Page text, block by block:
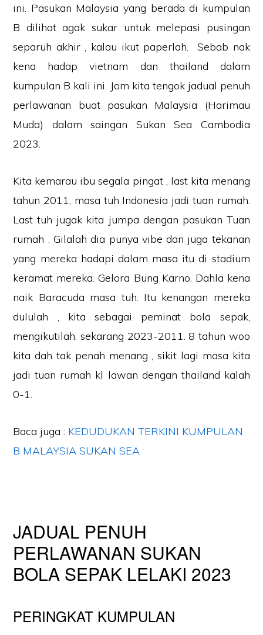
ini. Pasukan Malaysia yang berada di kumpulan
B dilihat agak sukar untuk melepasi pusingan
separuh akhir , kalau ikut paperlah. Sebab nak
kena hadap vietnam dan thailand dalam
kumpulan B kali ini. Jom kita tengok jadual penuh
perlawanan buat pasukan Malaysia (Harimau
Muda) dalam saingan Sukan Sea Cambodia
2023.
Kita kemarau ibu segala pingat , last kita menang
tahun 2011, masa tuh Indonesia jadi tuan rumah.
Last tuh jugak kita jumpa dengan pasukan Tuan
rumah . Gilalah dia punya vibe dan juga tekanan
yang mereka hadapi dalam masa itu di stadium
keramat mereka. Gelora Bung Karno. Dahla kena
naik Baracuda masa tuh. Itu kenangan mereka
dululah , kita sebagai peminat bola sepak,
mengikutilah. sekarang 2023-2011. 8 tahun woo
kita dah tak penah menang , sikit lagi masa kita
jadi tuan rumah kl lawan dengan thailand kalah
0-1.
Baca juga : KEDUDUKAN TERKINI KUMPULAN
B MALAYSIA SUKAN SEA
JADUAL PENUH
PERLAWANAN SUKAN
BOLA SEPAK LELAKI 2023
PERINGKAT KUMPULAN